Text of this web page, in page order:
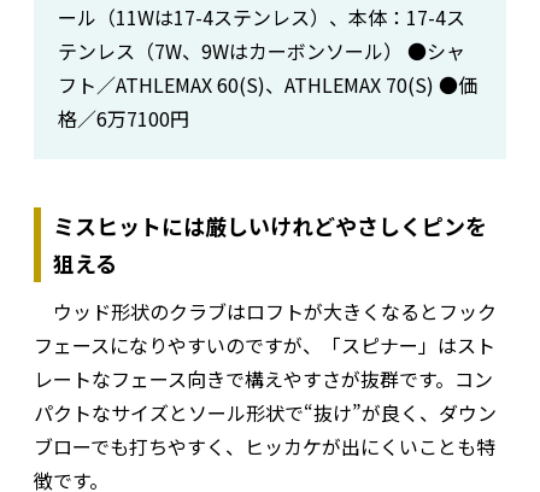
ール（11Wは17-4ステンレス）、本体：17-4ス
テンレス（7W、9Wはカーボンソール） ●シャ
フト／ATHLEMAX 60(S)、ATHLEMAX 70(S) ●価
格／6万7100円
ミスヒットには厳しいけれどやさしくピンを
狙える
ウッド形状のクラブはロフトが大きくなるとフック
フェースになりやすいのですが、「スピナー」はスト
レートなフェース向きで構えやすさが抜群です。コン
パクトなサイズとソール形状で“抜け”が良く、ダウン
ブローでも打ちやすく、ヒッカケが出にくいことも特
徴です。